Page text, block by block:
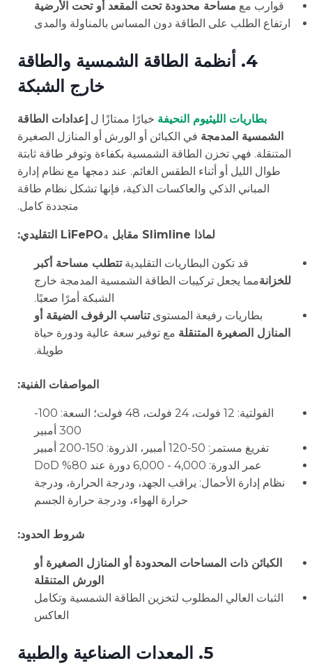
قوارب مع مساحة محدودة تحت المقعد أو تحت الأرضية
ارتفاع الطلب على الطاقة دون المساس بالمناولة والمدى
4. أنظمة الطاقة الشمسية والطاقة
خارج الشبكة
بطاريات الليثيوم النحيفة خيارًا ممتازًا ل إعدادات الطاقة
الشمسية المدمجة في الكبائن أو الورش أو المنازل الصغيرة
المتنقلة. فهي تخزن الطاقة الشمسية بكفاءة وتوفر طاقة ثابتة
طوال الليل أو أثناء الطقس الغائم. عند دمجها مع نظام إدارة
المباني الذكي والعاكسات الذكية، فإنها تشكل نظام طاقة
متجددة كامل.
لماذا Slimline مقابل LiFePO₄ التقليدي:
قد تكون البطاريات التقليديةتتطلب مساحة أكبر
للخزانةمما يجعل تركيبات الطاقة الشمسية المدمجة خارج
الشبكة أمرًا صعبًا.
بطاريات رفيعة المستوىتناسب الرفوف الضيقة أو
المنازل الصغيرة المتنقلة مع توفير سعة عالية ودورة حياة
طويلة.
المواصفات الفنية:
الفولتية: 12 فولت، 24 فولت، 48 فولت؛ السعة: 100-
300 أمبير
تفريغ مستمر: 50-120 أمبير، الذروة: 150-200 أمبير
عمر الدورة: 4,000 - 6,000 دورة عند 80% DoD
نظام إدارة الأحمال: يراقب الجهد، ودرجة الحرارة، ودرجة
حرارة الهواء، ودرجة حرارة الجسم
شروط الحدود:
الكبائن ذات المساحات المحدودة أو المنازل الصغيرة أو
الورش المتنقلة
الثبات العالي المطلوب لتخزين الطاقة الشمسية وتكامل
العاكس
5. المعدات الصناعية والطبية